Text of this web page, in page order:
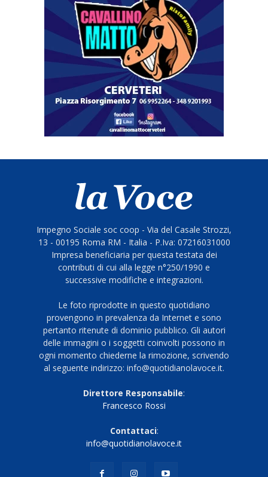
Impegno Sociale soc coop - Via del Casale Strozzi,
13 - 00195 Roma RM - Italia - P.Iva: 07216031000
Impresa beneficiaria per questa testata dei
contributi di cui alla legge n°250/1990 e
successive modifiche e integrazioni.
Le foto riprodotte in questo quotidiano
provengono in prevalenza da Internet e sono
pertanto ritenute di dominio pubblico. Gli autori
delle immagini o i soggetti coinvolti possono in
ogni momento chiederne la rimozione, scrivendo
al seguente indirizzo: info@quotidianolavoce.it.
Direttore Responsabile:
Francesco Rossi
Contattaci:
info@quotidianolavoce.it